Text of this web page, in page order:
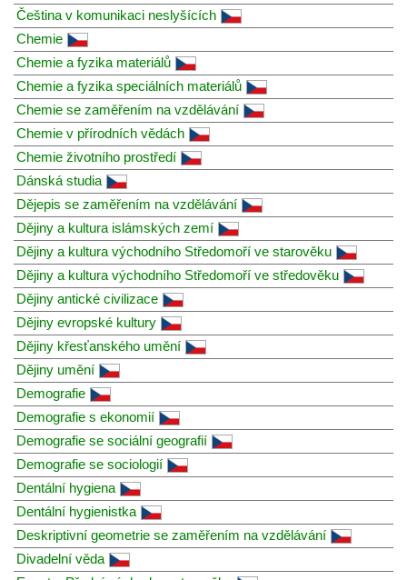
Čeština v komunikaci neslyšících
Chemie
Chemie a fyzika materiálů
Chemie a fyzika speciálních materiálů
Chemie se zaměřením na vzdělávání
Chemie v přírodních vědách
Chemie životního prostředí
Dánská studia
Dějepis se zaměřením na vzdělávání
Dějiny a kultura islámských zemí
Dějiny a kultura východního Středomoří ve starověku
Dějiny a kultura východního Středomoří ve středověku
Dějiny antické civilizace
Dějiny evropské kultury
Dějiny křesťanského umění
Dějiny umění
Demografie
Demografie s ekonomií
Demografie se sociální geografií
Demografie se sociologií
Dentální hygiena
Dentální hygienistka
Deskriptivní geometrie se zaměřením na vzdělávání
Divadelní věda